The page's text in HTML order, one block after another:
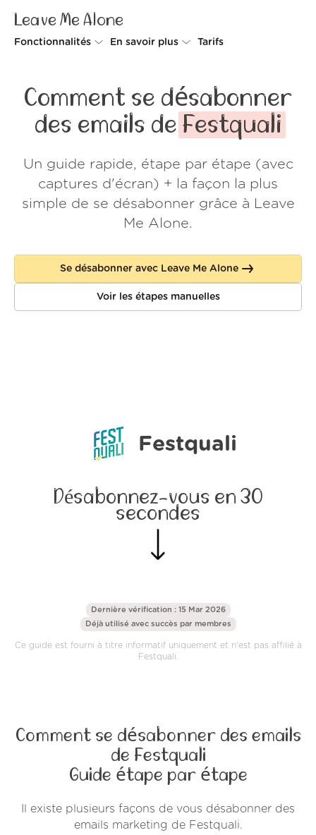
Leave Me Alone
Fonctionnalités
Spam Blocker
Ne pas déranger
En savoir plus
Comment ça fonctionne
Sécurité
Preuves d'amour
FAQ
Tarifs
Comment se désabonner
des emails de Festquali
Un guide rapide, étape par étape (avec
captures d'écran) + la façon la plus
simple de se désabonner grâce à Leave
Me Alone.
Se désabonner avec Leave Me Alone
Voir les étapes manuelles
Festquali
Désabonnez-vous en 30
secondes
Dernière vérification : 15 Mar 2026
Déjà utilisé avec succès par membres
Ce guide est fourni à titre informatif uniquement et n'est pas affilié à
Festquali.
Comment se désabonner des emails
de Festquali
Guide étape par étape
Il existe plusieurs façons de vous désabonner des
emails marketing de Festquali.